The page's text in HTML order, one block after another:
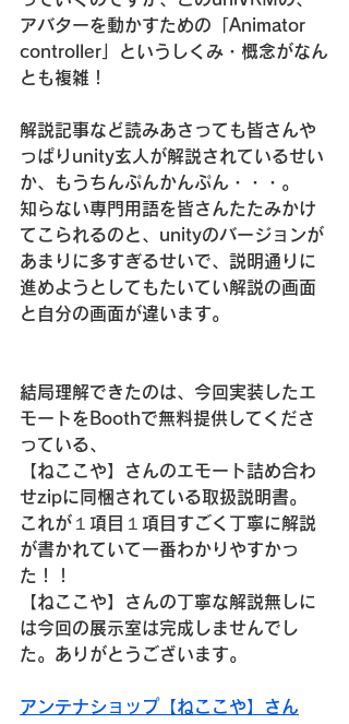
アバターを動かすための「Animator
controller」というしくみ・概念がなん
とも複雑！
解説記事など読みあさっても皆さんや
っぱりunity玄人が解説されているせい
か、もうちんぷんかんぷん・・・。
知らない専門用語を皆さんたたみかけ
てこられるのと、unityのバージョンが
あまりに多すぎるせいで、説明通りに
進めようとしてもたいてい解説の画面
と自分の画面が違います。
結局理解できたのは、今回実装したエ
モートをBoothで無料提供してくださ
っている、
【ねここや】さんのエモート詰め合わ
せzipに同梱されている取扱説明書。
これが１項目１項目すごく丁寧に解説
が書かれていて一番わかりやすかっ
た！！
【ねここや】さんの丁寧な解説無しに
は今回の展示室は完成しませんでし
た。ありがとうございます。
アンテナショップ【ねここや】さん